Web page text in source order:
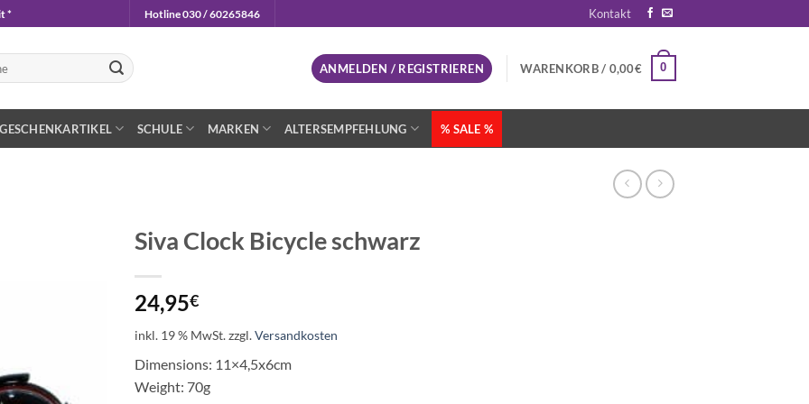
* Hotline 030 / 60265846 Kontakt
ANMELDEN / REGISTRIEREN WARENKORB / 0,00€ 0
GESCHENKARTIKEL SCHULE MARKEN ALTERSEMPFEHLUNG % SALE %
Siva Clock Bicycle schwarz
24,95€
inkl. 19 % MwSt.zzgl.Versandkosten
Dimensions: 11×4,5x6cm
Weight: 70g